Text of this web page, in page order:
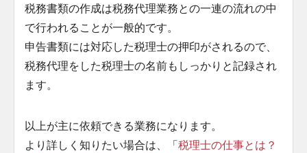
税務書類の作成は税務代理業務との一連の流れの中
で行われることが一般的です。
申告書類には対応した税理士の押印がされるので、
税務代理をした税理士の名前もしっかりと記録され
ます。
以上が主に依頼できる業務になります。
より詳しく知りたい場合は、「税理士の仕事とは？